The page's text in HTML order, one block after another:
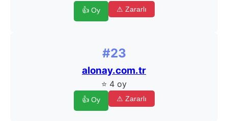
👍 Oy ⚠ Zararlı
#23
alonay.com.tr
⭐ 4 oy
👍 Oy ⚠ Zararlı